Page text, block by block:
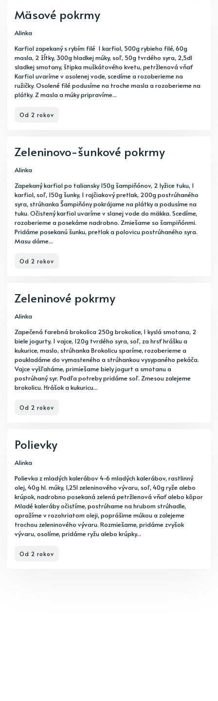
Mäsové pokrmy
Alinka
Karfiol zapekaný s rybím filé 1 karfiol, 500g rybieho filé, 60g
masla, 2 žĺtky, 300g hladkej múky, soľ, 50g tvrdého syra, 2,5dl
sladkej smotany, štipka muškátového kvetu, petržlenová vňať
Karfiol uvaríme v osolenej vode, scedíme a rozoberieme na
ružičky. Osolené filé podusíme na troche masla a rozoberieme na
plátky. Z masla a múky pripravíme...
Od 2 rokov
Zeleninovo-šunkové pokrmy
Alinka
Zapekaný karfiol po taliansky 150g šampiňónov, 2 lyžice tuku, 1
karfiol, soľ, 150g šunky, 1 rajčiakový pretlak, 200g postrúhaného
syra, strúhanka Šampiňóny pokrájame na plátky a podusíme na
tuku. Očistený karfiol uvaríme v slanej vode do mäkka. Scedíme,
rozoberieme a posekáme nadrobno. Zmiešame so šampiňónmi.
Pridáme posekanú šunku, pretlak a polovicu postrúhaného syra.
Masu dáme...
Od 2 rokov
Zeleninové pokrmy
Alinka
Zapečená farebná brokolica 250g brokolice, 1 kyslá smotana, 2
biele jogurty, 1 vajce, 120g tvrdého syra, soľ, za hrsť hrášku a
kukurice, maslo, strúhanka Brokolicu sparíme, rozoberieme a
poukladáme do vymasteného a strúhankou vysypaného pekáča.
Vajce vyšľaháme, primiešame biely jogurt a smotanu a
postrúhaný syr. Podľa potreby pridáme soľ. Zmesou zalejeme
brokolicu. Hrášok a kukuricu...
Od 2 rokov
Polievky
Alinka
Polievka z mladých kalerábov 4-6 mladých kalerábov, rastlinný
olej, 40g hl. múky, 1,25l zeleninového vývaru, soľ, 40g ryže alebo
krúpok, nadrobno posekaná zelená petržlenová vňať alebo kôpor
Mladé kaleráby očistíme, postrúhame na hrubom strúhadle,
opražíme v rozohriatom oleji, poprášime múkou a zalejeme
trochou zeleninového vývaru. Rozmiešame, pridáme zvyšok
vývaru, osolíme, pridáme ryžu alebo krúpky...
Od 2 rokov